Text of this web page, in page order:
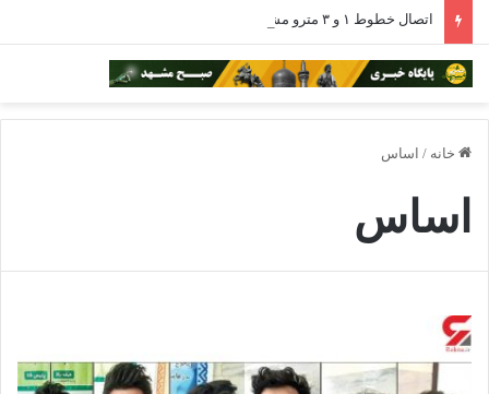
اتصال خطوط ۱ و ۳ مترو مشهد با افتتاح ایستگاه بسیج برقرار شد
خانه / اساس
اساس